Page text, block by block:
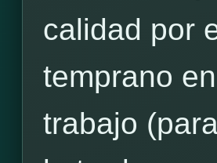
calidad por
temprano
trabajo